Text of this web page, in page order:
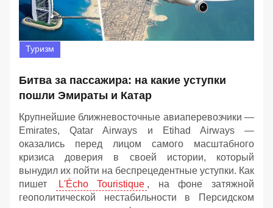
Туризм
Битва за пассажира: на какие уступки
пошли Эмираты и Катар
Крупнейшие ближневосточные авиаперевозчики —
Emirates, Qatar Airways и Etihad Airways —
оказались перед лицом самого масштабного
кризиса доверия в своей истории, который
вынудил их пойти на беспрецедентные уступки. Как
пишет
L'Écho Touristique , на фоне затяжной
геополитической нестабильности в Персидском